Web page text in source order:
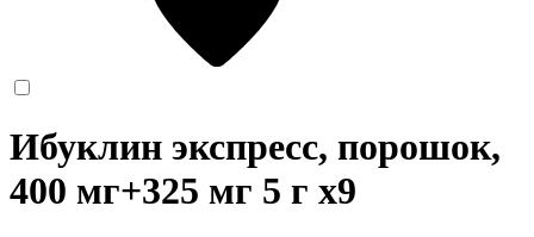
Ибуклин экспресс, порошок,
400 мг+325 мг 5 г x9